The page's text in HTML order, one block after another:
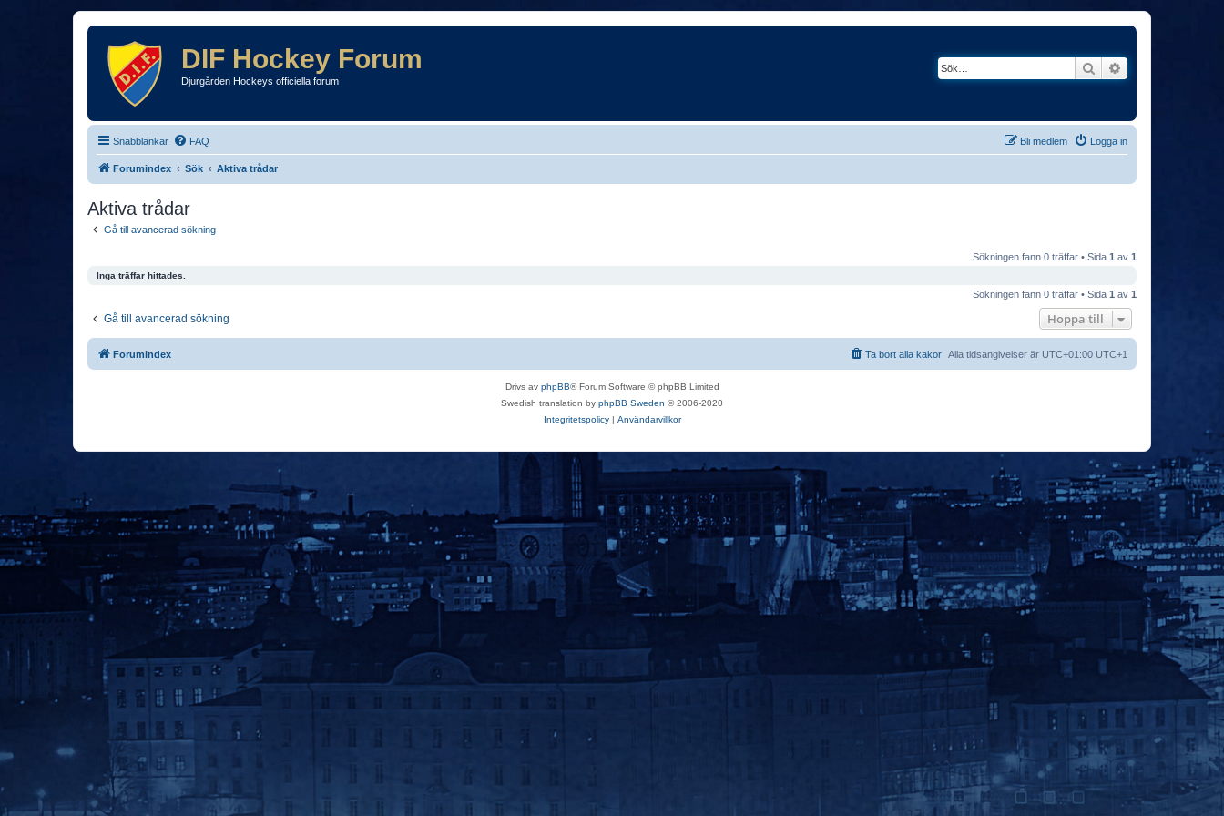
DIF Hockey Forum
Djurgården Hockeys officiella forum
Sök
Snabblänkar FAQ Logga in
Bli medlem
Forumindex Sök Aktiva trådar
Aktiva trådar
Gå till avancerad sökning
Sökningen fann 0 träffar • Sida 1 av 1
Inga träffar hittades.
Sökningen fann 0 träffar • Sida 1 av 1
Gå till avancerad sökning Hoppa till
Forumindex Alla tidsangivelser är UTC+01:00 UTC+1
Ta bort alla kakor
Drivs av phpBB® Forum Software © phpBB Limited
Swedish translation by phpBB Sweden © 2006-2020
Integritetspolicy| Användarvillkor